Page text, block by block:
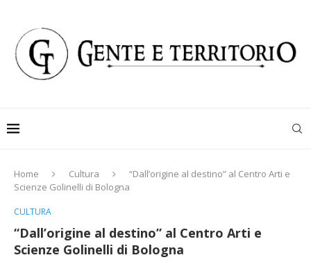
Home Cultura
“Dall’origine al destino” al Centro Arti e
Scienze Golinelli di Bologna
CULTURA
“Dall’origine al destino” al Centro Arti e
Scienze Golinelli di Bologna